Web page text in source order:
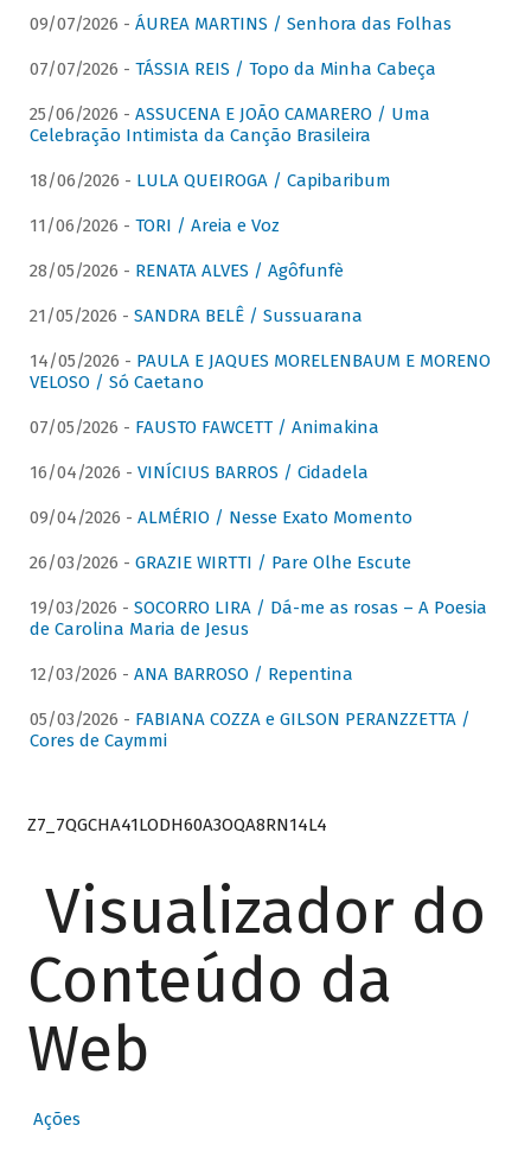
09/07/2026 - ÁUREA MARTINS / Senhora das Folhas
07/07/2026 - TÁSSIA REIS / Topo da Minha Cabeça
25/06/2026 - ASSUCENA E JOÃO CAMARERO / Uma
Celebração Intimista da Canção Brasileira
18/06/2026 - LULA QUEIROGA / Capibaribum
11/06/2026 - TORI / Areia e Voz
28/05/2026 - RENATA ALVES / Agôfunfè
21/05/2026 - SANDRA BELÊ / Sussuarana
14/05/2026 - PAULA E JAQUES MORELENBAUM E MORENO
VELOSO / Só Caetano
07/05/2026 - FAUSTO FAWCETT / Animakina
16/04/2026 - VINÍCIUS BARROS / Cidadela
09/04/2026 - ALMÉRIO / Nesse Exato Momento
26/03/2026 - GRAZIE WIRTTI / Pare Olhe Escute
19/03/2026 - SOCORRO LIRA / Dá-me as rosas – A Poesia
de Carolina Maria de Jesus
12/03/2026 - ANA BARROSO / Repentina
05/03/2026 - FABIANA COZZA e GILSON PERANZZETTA /
Cores de Caymmi
Z7_7QGCHA41LODH60A3OQA8RN14L4
Visualizador do
Conteúdo da
Web
Ações